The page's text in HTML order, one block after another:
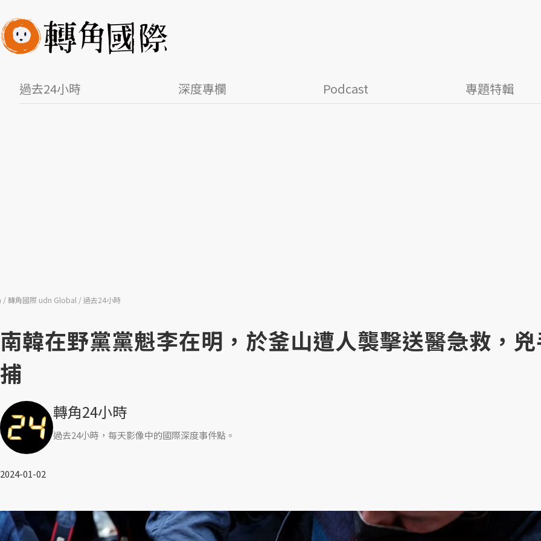
過去24小時 深度專欄 Podcast 專題特輯
轉角國際 udn Global 過去24小時
南韓在野黨黨魁李在明，於釜山遭人襲擊送醫急救，
捕
轉角24小時
過去24小時，每天影像中的國際深度事件點。
2024-01-02